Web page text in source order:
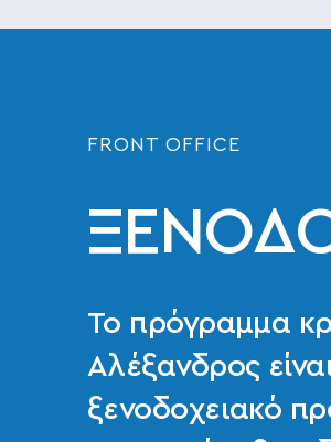
FRONT OFFICE
Το πρόγραμμα
Αλέξανδρος
ξενοδοχειακό